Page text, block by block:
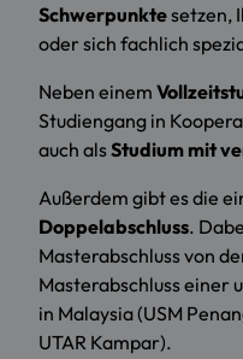
Schwerpunktesetzen,
oder sich fachlich
Neben einem
Studiengang in
auch alsStudium mit
Außerdem gibt es die
Doppelabschluss.
Masterabschluss von
Masterabschluss einer
in Malaysia (USM
UTAR Kampar).